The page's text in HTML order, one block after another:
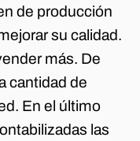
de producción
su calidad.
más. De
cantidad de
En el último
las